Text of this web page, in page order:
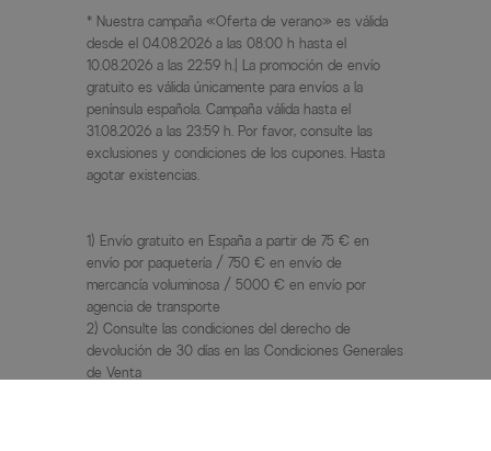
* Nuestra campaña «Oferta de verano» es válida
desde el 04.08.2026 a las 08:00 h hasta el
10.08.2026 a las 22:59 h.| La promoción de envío
gratuito es válida únicamente para envíos a la
península española. Campaña válida hasta el
31.08.2026 a las 23:59 h. Por favor, consulte las
exclusiones y condiciones de los cupones. Hasta
agotar existencias.
1) Envío gratuito en España a partir de 75 € en
envío por paquetería / 750 € en envío de
mercancía voluminosa / 5000 € en envío por
agencia de transporte
2) Consulte las condiciones del derecho de
devolución de 30 días en las Condiciones Generales
de Venta